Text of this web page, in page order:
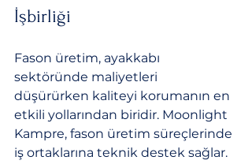
İşbirliği
Fason üretim, ayakkabı
sektöründe maliyetleri
düşürürken kaliteyi korumanın en
etkili yollarından biridir. Moonlight
Kampre, fason üretim süreçlerinde
iş ortaklarına teknik destek sağlar.